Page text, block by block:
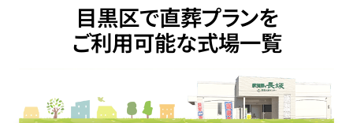
目黒区で直葬プランを
ご利用可能な式場一覧